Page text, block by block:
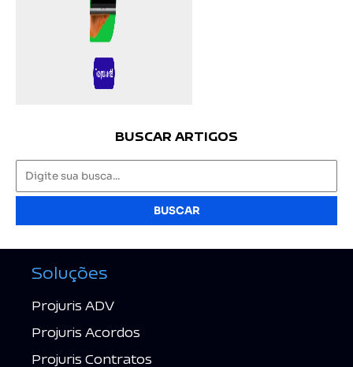
BUSCAR ARTIGOS
BUSCAR
Soluções
Projuris ADV
Projuris Acordos
Projuris Contratos